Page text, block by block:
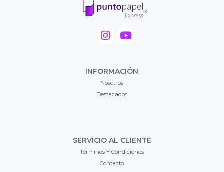
INFORMACIÓN
Nosotros
Destacados
SERVICIO AL CLIENTE
Términos Y Condiciones
Contacto